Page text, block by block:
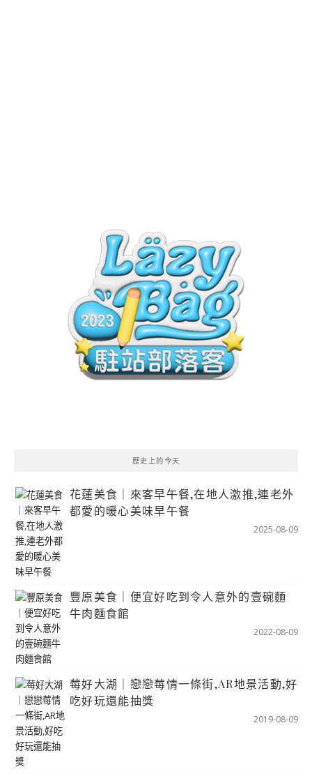
歷史上的今天
花蓮美食｜來客早午餐,在地人激推,連老外
都愛的暖心美味早午餐
2025-08-09
豐原美食｜便宜好吃到令人意外的壹碗麵
牛肉麵食館
2022-08-09
莓好大湖｜戀戀莓情一條街,AR地景活動,好
吃好玩還能抽獎
2019-08-09